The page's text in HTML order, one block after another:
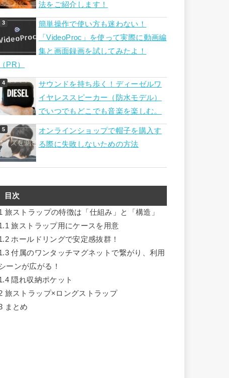
法をご紹介します！
簡単操作で使い方も迷わない！
「VideoProc」を使って実際に動画編
集と画面録画を試してみたよ！
（PR）
サウンドを持ち歩く！ディーゼルワ
イヤレススピーカー（防水モデル）
でいつでもどこでも音楽を楽しむ。
オンラインショップで帽子を購入す
る際に失敗しないための方法
目次
旅ストラップの特徴は「仕組み」と「構造」
旅ストラップ用にケースを用意
ホールドリングで安定感抜群！
付属のワンタッチマグネットで繋がり、利用
ーンが広がる！
隠れ収納ポケット
旅ストラップ×ロングストラップ
まとめ